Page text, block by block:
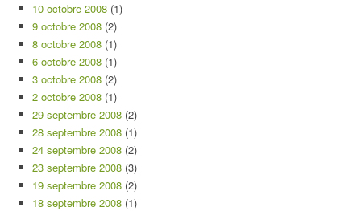
10 octobre 2008 (1)
9 octobre 2008 (2)
8 octobre 2008 (1)
6 octobre 2008 (1)
3 octobre 2008 (2)
2 octobre 2008 (1)
29 septembre 2008 (2)
28 septembre 2008 (1)
24 septembre 2008 (2)
23 septembre 2008 (3)
19 septembre 2008 (2)
18 septembre 2008 (1)